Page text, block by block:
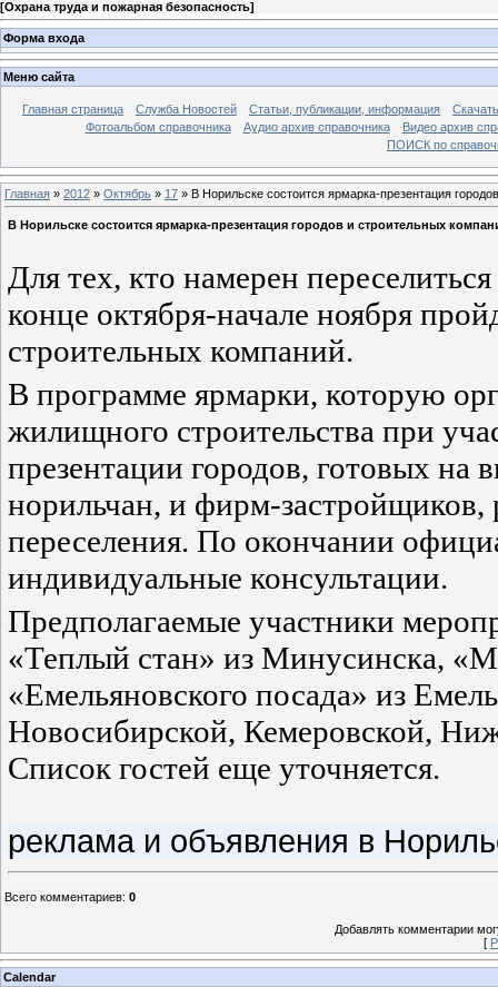
[Охрана труда и пожарная безопасность]
Форма входа
Меню сайта
Главная страница Служба Новостей Статьи, публикации, информация
Фотоальбом справочника
Аудио архив справочника
Видео архив
ПОИСК по
Главная » 2012 » Октябрь » 17 » В Норильске состоится ярмарка-презентация
В Норильске состоится ярмарка-презентация городов и строительных
Для тех, кто намерен
конце октября-начале ноября
строительных компаний.
В программе ярмарки, которую
жилищного строительства при
презентации городов, готовых на
норильчан, и фирм-
переселения. По окончании
индивидуальные консультации.
Предполагаемые участники
«Теплый стан» из Минусинска,
«Емельяновского посада» из
Новосибирской, Кемеровской,
Список гостей еще уточняется.
реклама и объявления в
Всего комментариев: 0
Добавлять комментарии
[
Calendar